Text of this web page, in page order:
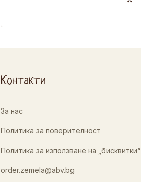
Контакти
За нас
Политика за поверителност
Политика за използване на „бисквитки“
order.zemela@abv.bg